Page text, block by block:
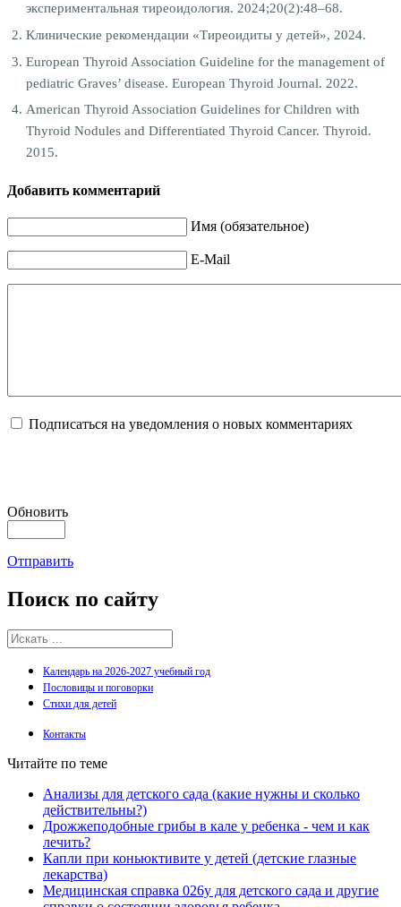
экспериментальная тиреоидология. 2024;20(2):48–68.
Клинические рекомендации «Тиреоидиты у детей», 2024.
European Thyroid Association Guideline for the management of
pediatric Graves’ disease. European Thyroid Journal. 2022.
American Thyroid Association Guidelines for Children with
Thyroid Nodules and Differentiated Thyroid Cancer. Thyroid.
2015.
Добавить комментарий
Имя (обязательное)
E-Mail
Подписаться на уведомления о новых комментариях
Обновить
Отправить
Поиск по сайту
Календарь на 2026-2027 учебный год
Пословицы и поговорки
Стихи для детей
Контакты
Читайте по теме
Анализы для детского сада (какие нужны и сколько
действительны?)
Дрожжеподобные грибы в кале у ребенка - чем и как
лечить?
Капли при коньюктивите у детей (детские глазные
лекарства)
Медицинская справка 026у для детского сада и другие